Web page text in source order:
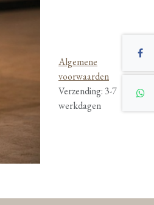
Algemene
voorwaarden
Verzending: 3-7
werkdagen